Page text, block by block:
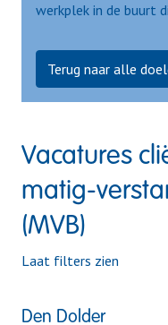
werkplek in de buurt
Terug naar alle
Vacatures
matig-
(MVB)
Laat filters zien
Den Dolder